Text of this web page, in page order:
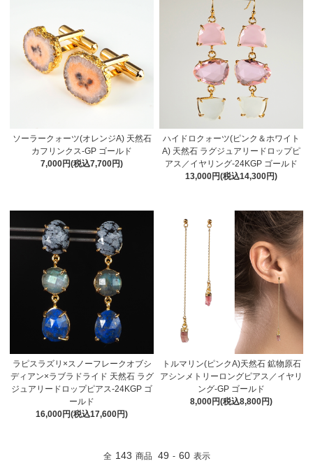
ソーラークォーツ(オレンジA) 天然石
カフリンクス-GP ゴールド
7,000円(税込7,700円)
ハイドロクォーツ(ピンク＆ホワイト
A) 天然石 ラグジュアリードロップピ
アス／イヤリング-24KGP ゴールド
13,000円(税込14,300円)
ラピスラズリ×スノーフレークオブシ
ディアン×ラブラドライド 天然石 ラグ
ジュアリードロップピアス-24KGP ゴ
ールド
16,000円(税込17,600円)
トルマリン(ピンクA)天然石 鉱物原石
アシンメトリーロングピアス／イヤリ
ング-GP ゴールド
8,000円(税込8,800円)
全 143 商品 49 - 60 表示